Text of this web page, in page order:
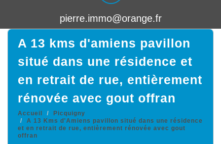
pierre.immo@orange.fr
a 13 kms d'amiens pavillon
situé dans une résidence et
en retrait de rue, entièrement
rénovée avec gout offran
Accueil
Picquigny
A 13 Kms d'Amiens pavillon situé dans une résidence
et en retrait de rue, entièrement rénovée avec gout
offran